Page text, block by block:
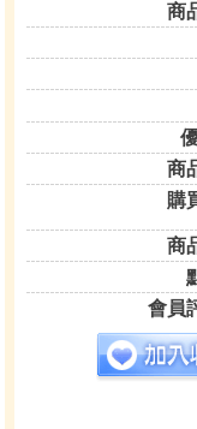
商
商
購
商
會員